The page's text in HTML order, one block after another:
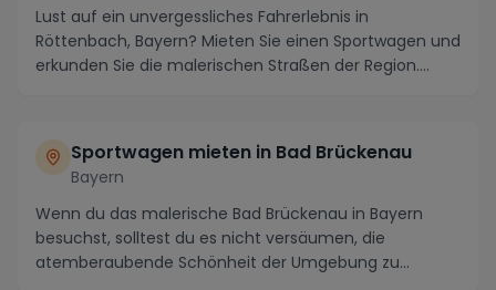
Lust auf ein unvergessliches Fahrerlebnis in
Röttenbach, Bayern? Mieten Sie einen Sportwagen und
erkunden Sie die malerischen Straßen der Region.
Sportwagen mieten in Bad Brückenau
Bayern
Wenn du das malerische Bad Brückenau in Bayern
besuchst, solltest du es nicht versäumen, die
atemberaubende Schönheit der Umgebung zu